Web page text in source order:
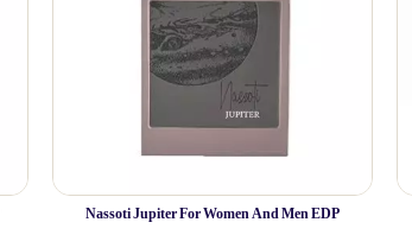
Nassoti Jupiter For Women And Men EDP